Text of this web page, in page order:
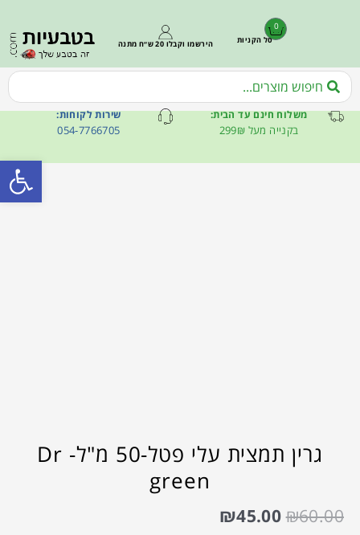
0
סל הקניות הירשמו וקבלו 20 ש״ח מתנה
משלוח חינם עד הבית:
בקנייה מעל 299₪
שירות לקוחות:
054-7766705
גרין תמצית עלי פטל-50 מ"ל- Dr
green
₪60.00
₪45.00
פתח